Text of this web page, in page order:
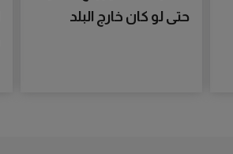
حتى لو كان خارج البلد